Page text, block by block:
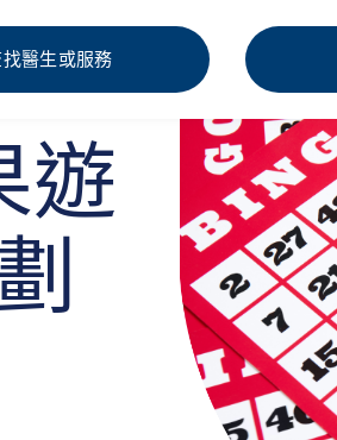
醫生或服務
遊